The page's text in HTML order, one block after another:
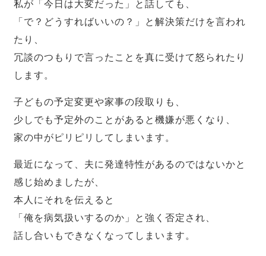
私が「今日は大変だった」と話しても、
「で？どうすればいいの？」と解決策だけを言われ
たり、
冗談のつもりで言ったことを真に受けて怒られたり
します。
子どもの予定変更や家事の段取りも、
少しでも予定外のことがあると機嫌が悪くなり、
家の中がピリピリしてしまいます。
最近になって、夫に発達特性があるのではないかと
感じ始めましたが、
本人にそれを伝えると
「俺を病気扱いするのか」と強く否定され、
話し合いもできなくなってしまいます。